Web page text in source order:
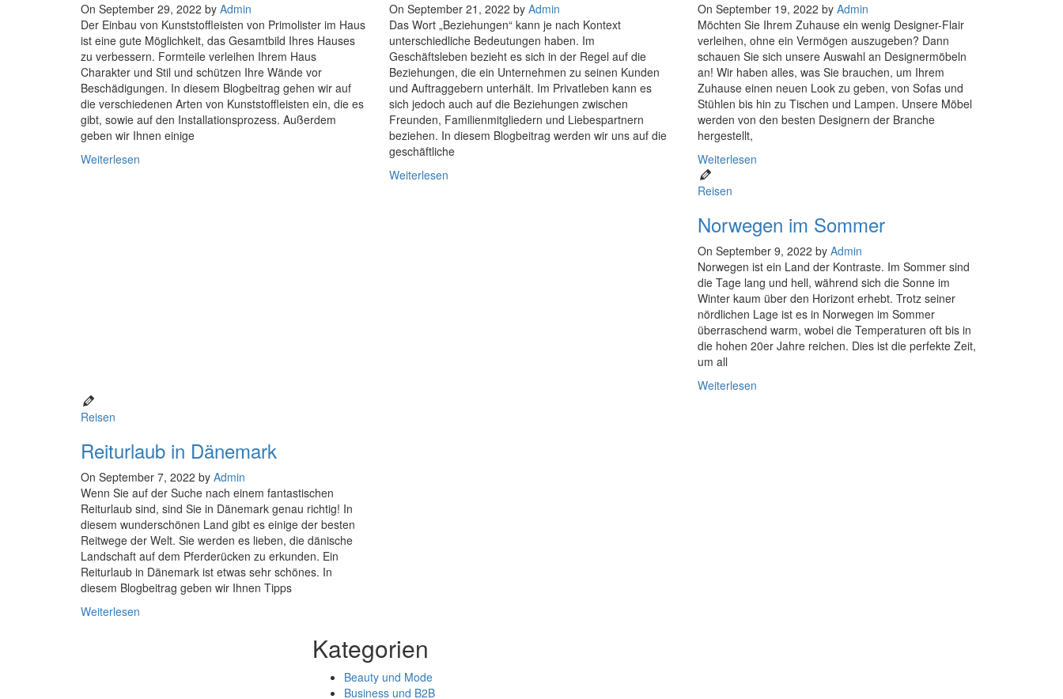
On September 29, 2022 by Admin
Der Einbau von Kunststoffleisten von Primolister im Haus
ist eine gute Möglichkeit, das Gesamtbild Ihres Hauses
zu verbessern. Formteile verleihen Ihrem Haus
Charakter und Stil und schützen Ihre Wände vor
Beschädigungen. In diesem Blogbeitrag gehen wir auf
die verschiedenen Arten von Kunststoffleisten ein, die es
gibt, sowie auf den Installationsprozess. Außerdem
geben wir Ihnen einige
Weiterlesen
On September 21, 2022 by Admin
Das Wort „Beziehungen“ kann je nach Kontext
unterschiedliche Bedeutungen haben. Im
Geschäftsleben bezieht es sich in der Regel auf die
Beziehungen, die ein Unternehmen zu seinen Kunden
und Auftraggebern unterhält. Im Privatleben kann es
sich jedoch auch auf die Beziehungen zwischen
Freunden, Familienmitgliedern und Liebespartnern
beziehen. In diesem Blogbeitrag werden wir uns auf die
geschäftliche
Weiterlesen
On September 19, 2022 by Admin
Möchten Sie Ihrem Zuhause ein wenig Designer-Flair
verleihen, ohne ein Vermögen auszugeben? Dann
schauen Sie sich unsere Auswahl an Designermöbeln
an! Wir haben alles, was Sie brauchen, um Ihrem
Zuhause einen neuen Look zu geben, von Sofas und
Stühlen bis hin zu Tischen und Lampen. Unsere Möbel
werden von den besten Designern der Branche
hergestellt,
Weiterlesen
Reisen
Norwegen im Sommer
On September 9, 2022 by Admin
Norwegen ist ein Land der Kontraste. Im Sommer sind
die Tage lang und hell, während sich die Sonne im
Winter kaum über den Horizont erhebt. Trotz seiner
nördlichen Lage ist es in Norwegen im Sommer
überraschend warm, wobei die Temperaturen oft bis in
die hohen 20er Jahre reichen. Dies ist die perfekte Zeit,
um all
Weiterlesen
Reisen
Reiturlaub in Dänemark
On September 7, 2022 by Admin
Wenn Sie auf der Suche nach einem fantastischen
Reiturlaub sind, sind Sie in Dänemark genau richtig! In
diesem wunderschönen Land gibt es einige der besten
Reitwege der Welt. Sie werden es lieben, die dänische
Landschaft auf dem Pferderücken zu erkunden. Ein
Reiturlaub in Dänemark ist etwas sehr schönes. In
diesem Blogbeitrag geben wir Ihnen Tipps
Weiterlesen
Kategorien
Beauty und Mode
Business und B2B